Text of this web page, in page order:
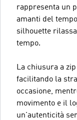
rappresenta un
amanti del
silhouette
tempo.
La chiusura a
facilitando la
occasione,
movimento e il
un'autenticità